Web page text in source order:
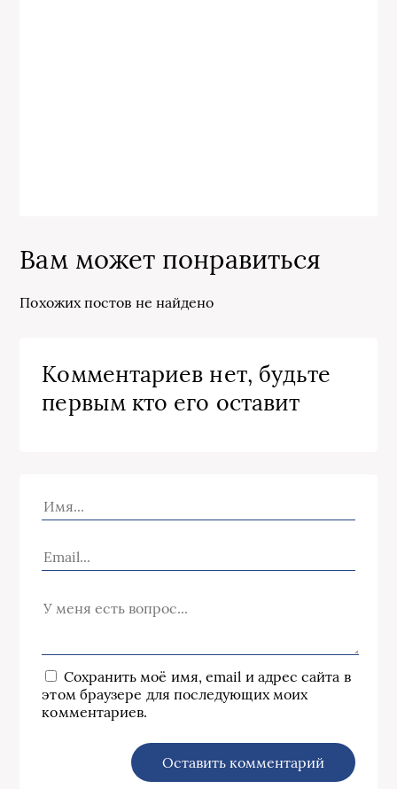
Вам может понравиться
Похожих постов не найдено
Комментариев нет, будьте
первым кто его оставит
Сохранить моё имя, email и адрес сайта в
этом браузере для последующих моих
комментариев.